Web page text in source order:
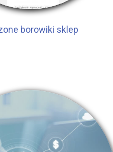
borowiki sklep